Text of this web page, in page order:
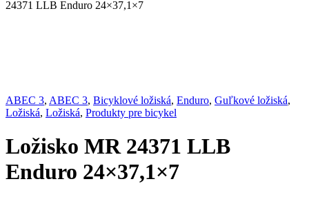
24371 LLB Enduro 24×37,1×7
ABEC 3, ABEC 3, Bicyklové ložiská, Enduro, Guľkové ložiská,
Ložiská, Ložiská, Produkty pre bicykel
Ložisko MR 24371 LLB
Enduro 24×37,1×7